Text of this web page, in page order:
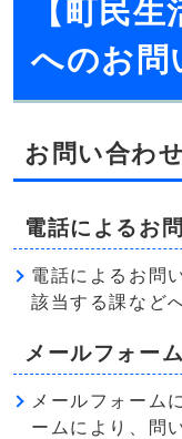
【町民
へのお問
お問い合わ
電話によるお
電話によるお問
該当する課など
メールフォー
メールフォーム
ームにより、問